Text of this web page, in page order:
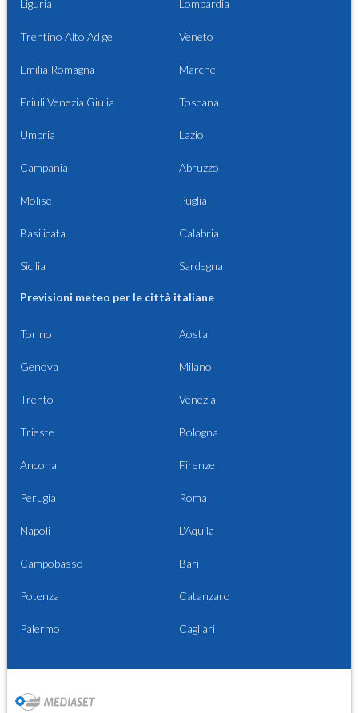
Liguria Lombardia
Trentino Alto Adige Veneto
Emilia Romagna Marche
Friuli Venezia Giulia Toscana
Umbria Lazio
Campania Abruzzo
Molise Puglia
Basilicata Calabria
Sicilia Sardegna
Previsioni meteo per le città italiane
Torino Aosta
Genova Milano
Trento Venezia
Trieste Bologna
Ancona Firenze
Perugia Roma
Napoli L'Aquila
Campobasso Bari
Potenza Catanzaro
Palermo Cagliari